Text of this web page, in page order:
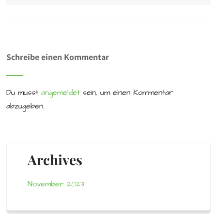
Schreibe einen Kommentar
Du musstangemeldetsein, um einen Kommentar
abzugeben.
Archives
November 2023